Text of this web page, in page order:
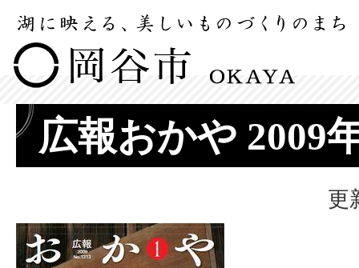
広報おかや 2009
更